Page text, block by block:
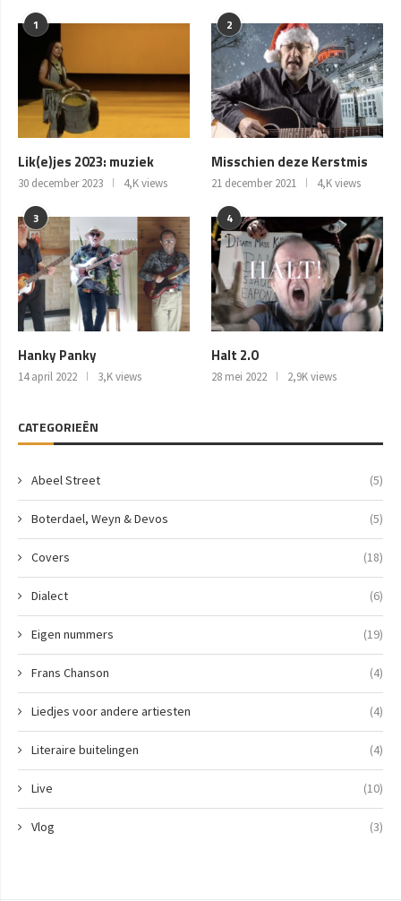
1
Lik(e)jes 2023: muziek
30 december 2023 4,K views
2
Misschien deze Kerstmis
21 december 2021 4,K views
3
Hanky Panky
14 april 2022 3,K views
4
Halt 2.0
28 mei 2022 2,9K views
CATEGORIEËN
Abeel Street (5)
Boterdael, Weyn & Devos (5)
Covers (18)
Dialect (6)
Eigen nummers (19)
Frans Chanson (4)
Liedjes voor andere artiesten (4)
Literaire buitelingen (4)
Live (10)
Vlog (3)